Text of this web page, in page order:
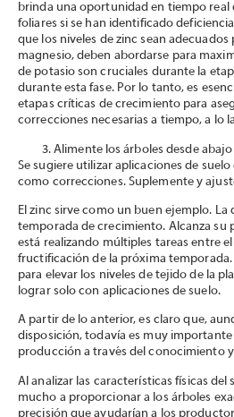
brinda una oportunidad en tiempo real
foliares si se han identificado
que los niveles de zinc sean
magnesio, deben abordarse para
de potasio son cruciales durante la
durante esta fase. Por lo tanto, es
etapas críticas de crecimiento para
correcciones necesarias a tiempo, a lo
Alimente los árboles desde
Se sugiere utilizar aplicaciones de
como correcciones. Suplemente y
El zinc sirve como un buen ejemplo.
temporada de crecimiento. Alcanza su
está realizando múltiples tareas entre
fructificación de la próxima
para elevar los niveles de tejido de la
lograr solo con aplicaciones de suelo.
A partir de lo anterior, es claro que,
disposición, todavía es muy
producción a través del conocimiento
Al analizar las características físicas
mucho a proporcionar a los árboles
precisión que ayudarían a los